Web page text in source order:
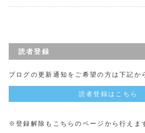
読者登録
ブログの更新通知をご希望の方は下記か
読者登録はこちら
※登録解除もこちらのページから行えま